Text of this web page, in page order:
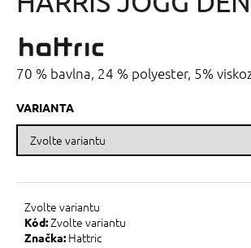
hvězdiček.
70 % bavlna, 24 % polyester, 5%
VARIANTA
Zvolte variantu
Kód:Zvolte variantu
Značka: Hattric
j
e
m